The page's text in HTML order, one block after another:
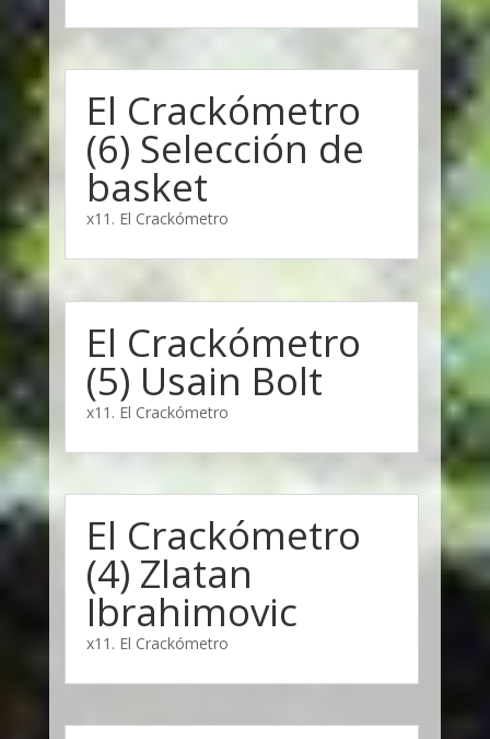
El Crackómetro
(6) Selección de
basket
x11. El Crackómetro
El Crackómetro
(5) Usain Bolt
x11. El Crackómetro
El Crackómetro
(4) Zlatan
Ibrahimovic
x11. El Crackómetro